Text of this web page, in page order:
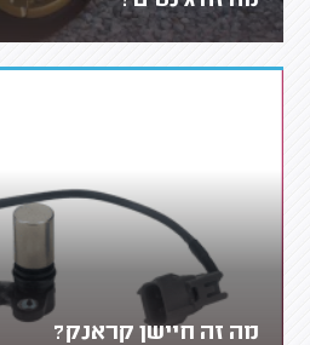
מה זה חיישן קראנק?